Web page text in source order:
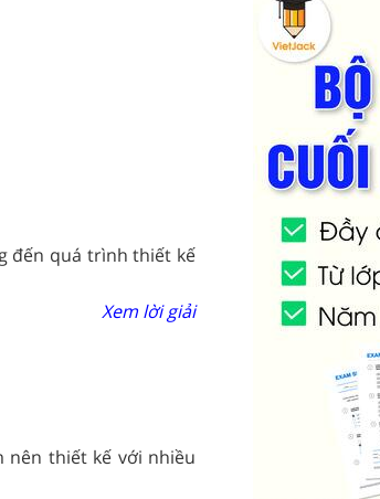
đến quá trình thiết kế
Xem lời giải
nên thiết kế với nhiều